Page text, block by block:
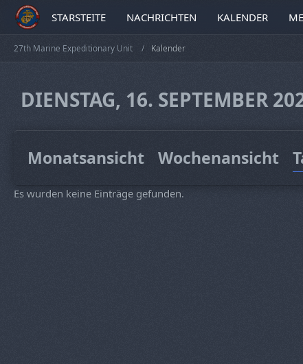
STARSTEITE NACHRICHTEN KALENDER
27th Marine Expeditionary Unit Kalender
DIENSTAG, 16. SEPTEMBER
Monatsansicht Wochenansicht
Es wurden keine Einträge gefunden.